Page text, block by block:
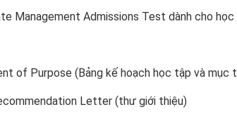
Management Admissions Test dành cho
of Purpose (Bảng kế hoạch học tập và mục
Letter (thư giới thiệu)